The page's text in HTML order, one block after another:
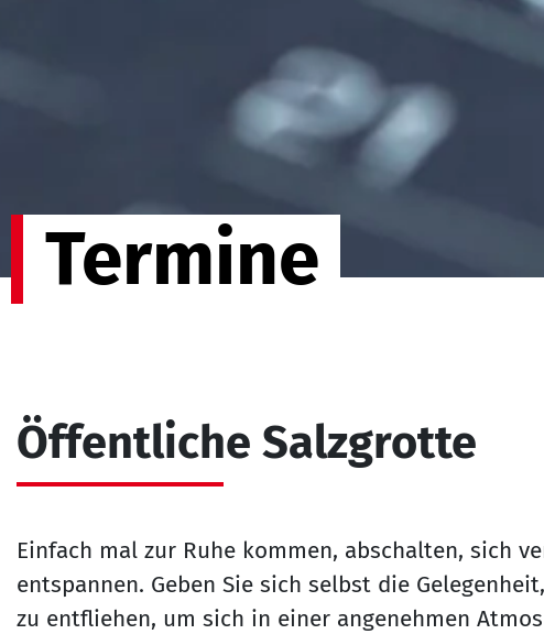
Termine
Öffentliche Salzgrotte
Einfach mal zur Ruhe kommen, abschalten, sich
entspannen. Geben Sie sich selbst die
zu entfliehen, um sich in einer angenehmen